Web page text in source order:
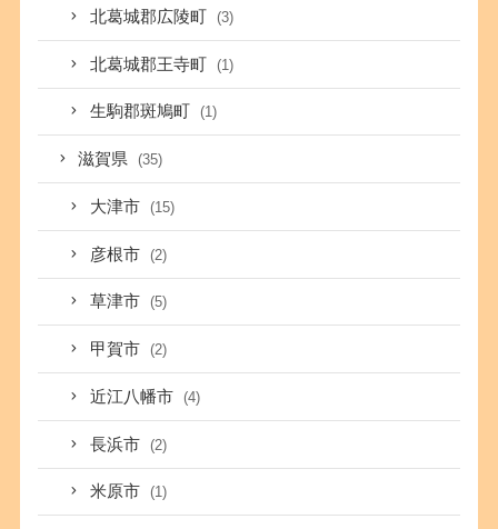
北葛城郡広陵町 (3)
北葛城郡王寺町 (1)
生駒郡斑鳩町 (1)
滋賀県 (35)
大津市 (15)
彦根市 (2)
草津市 (5)
甲賀市 (2)
近江八幡市 (4)
長浜市 (2)
米原市 (1)